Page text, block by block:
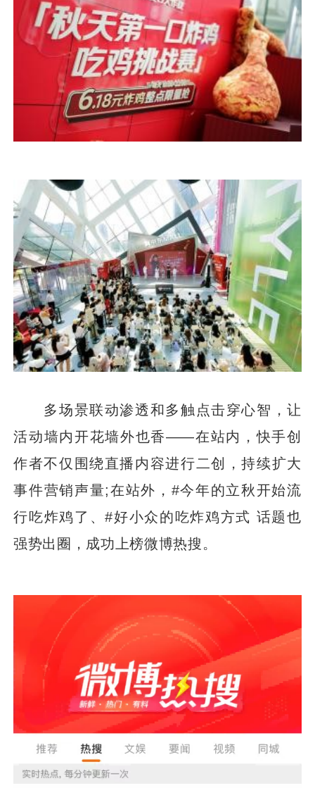
多场景联动渗透和多触点击穿心智，让
活动墙内开花墙外也香——在站内，快手创
作者不仅围绕直播内容进行二创，持续扩大
事件营销声量;在站外，#今年的立秋开始流
行吃炸鸡了、#好小众的吃炸鸡方式 话题也
强势出圈，成功上榜微博热搜。